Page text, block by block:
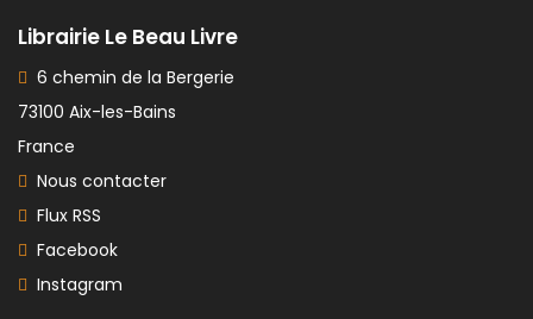
Librairie Le Beau Livre
6 chemin de la Bergerie
73100 Aix-les-Bains
France
Nous contacter
Flux RSS
Facebook
Instagram